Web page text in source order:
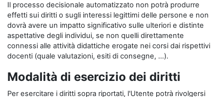
Il processo decisionale automatizzato non potrà produrre
effetti sui diritti o sugli interessi legittimi delle persone e non
dovrà avere un impatto significativo sulle ulteriori e distinte
aspettative degli individui, se non quelli direttamente
connessi alle attività didattiche erogate nei corsi dai rispettivi
docenti (quale valutazioni, esiti di consegne, …).
Modalità di esercizio dei diritti
Per esercitare i diritti sopra riportati, l'Utente potrà rivolgersi